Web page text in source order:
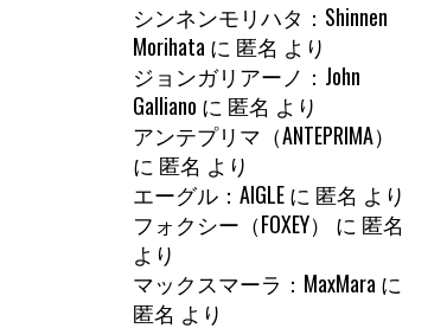
シンネンモリハタ：Shinnen
Morihataに 匿名 より
ジョンガリアーノ：John
Galliano に 匿名 より
アンテプリマ（ANTEPRIMA）
に 匿名 より
エーグル：AIGLEに 匿名 より
フォクシー（FOXEY）
に 匿名
より
マックスマーラ：MaxMaraに
匿名 より